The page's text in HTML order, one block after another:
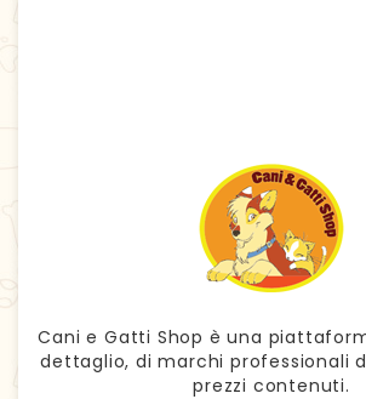
Cani e Gatti Shop è una
dettaglio, di marchi professionali
prezzi contenuti.